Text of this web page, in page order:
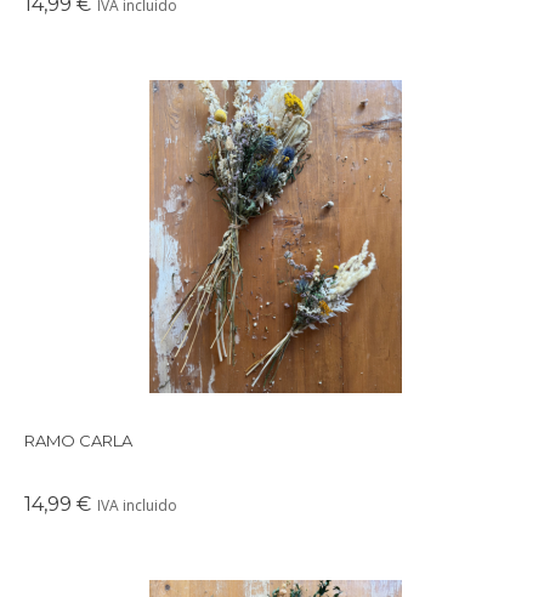
IVA incluido
Precioso ramo de flores preservadas en tonos suaves y
delicados, perfectos para crear un ambiente cálido en
cualquier rincón de tu casa.
RAMO CARLA
14,99 € IVA incluido